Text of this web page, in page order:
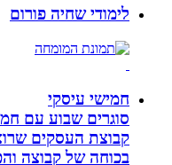
לימודי שחיה פורום
חמישי עיסקי
סוגרים שבוע עם חמישי
קבוצת העסקים שרוצה
בכוחה של קבוצה והכוח